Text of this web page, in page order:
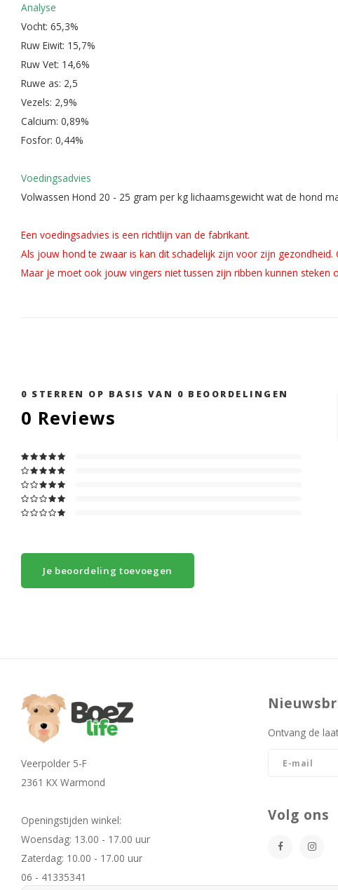
Analyse
Vocht: 65,3%
Ruw Eiwit: 15,7%
Ruw Vet: 14,6%
Ruwe as: 2,5
Vezels: 2,9%
Calcium: 0,89%
Fosfor: 0,44%
Voedingsadvies
Volwassen Hond 20 - 25 gram per kg lichaamsgewicht wat de hond
Een voedingsadvies is een richtlijn van de fabrikant.
Als jouw hond te zwaar is kan dit schadelijk zijn voor zijn
Maar je moet ook jouw vingers niet tussen zijn ribben kunnen steken
0 STERREN OP BASIS VAN 0 BEOORDELINGEN
0 Reviews
Je beoordeling toevoegen
Veerpolder 5-F
2361 KX Warmond
Openingstijden winkel:
Woensdag: 13.00 - 17.00 uur
Zaterdag: 10.00 - 17.00 uur
06 - 41335341
Ontvang de
Volg ons